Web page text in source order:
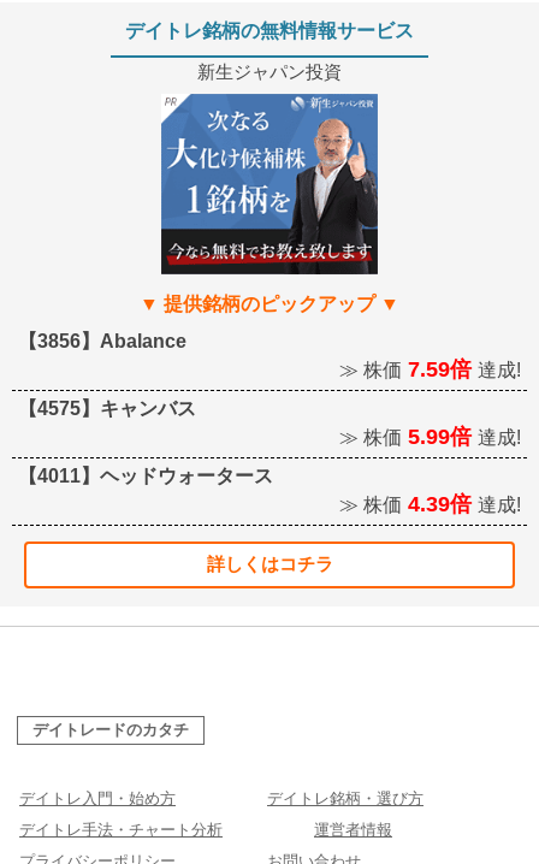
デイトレ銘柄の無料情報サービス
新生ジャパン投資
【3856】Abalance
≫ 株価 7.59倍 達成!
【4575】キャンバス
≫ 株価 5.99倍 達成!
【4011】ヘッドウォータース
≫ 株価 4.39倍 達成!
詳しくはコチラ
デイトレードのカタチ
デイトレ入門・始め方
デイトレ銘柄・選び方
デイトレ手法・チャート分析
運営者情報